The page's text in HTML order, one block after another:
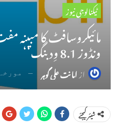
ٹیکنالوجی نیوز
مائیکروسافٹ کا مبینہ
ونڈوز 8.1 وِد بنگ‘‘
ازامانت علی گوہر مورخہ
شیئر کیجئے